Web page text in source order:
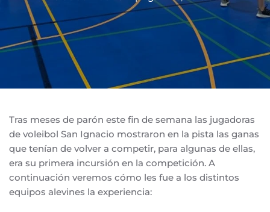
Tras meses de parón este fin de semana las jugadoras
de voleibol San Ignacio mostraron en la pista las ganas
que tenían de volver a competir, para algunas de ellas,
era su primera incursión en la competición. A
continuación veremos cómo les fue a los distintos
equipos alevines la experiencia: